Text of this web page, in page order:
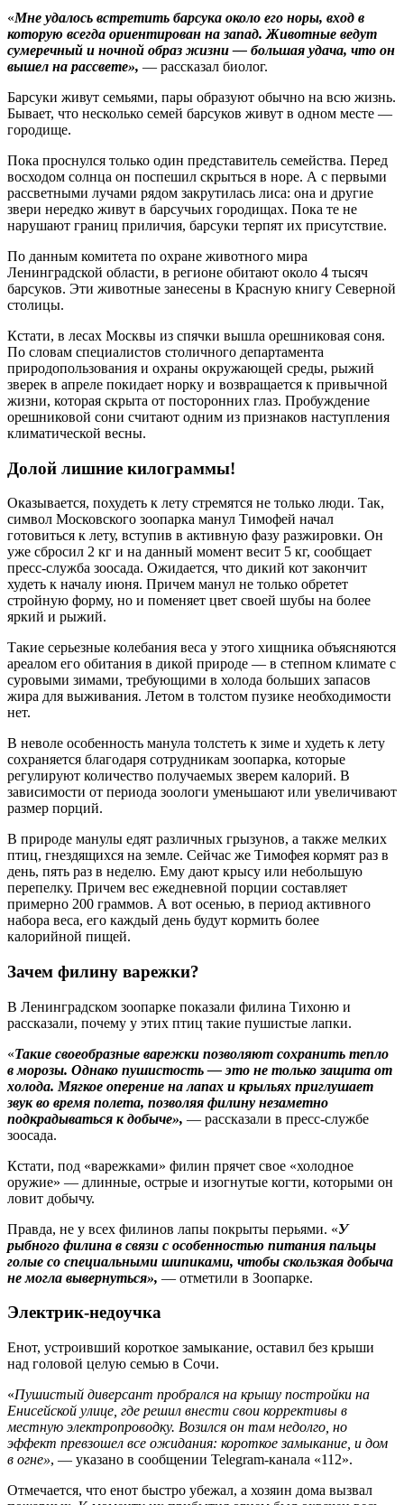
«Мне удалось встретить барсука около его норы, вход в
которую всегда ориентирован на запад. Животные ведут
сумеречный и ночной образ жизни — большая удача, что он
вышел на рассвете», — рассказал биолог.
Барсуки живут семьями, пары образуют обычно на всю жизнь.
Бывает, что несколько семей барсуков живут в одном месте —
городище.
Пока проснулся только один представитель семейства. Перед
восходом солнца он поспешил скрыться в норе. А с первыми
рассветными лучами рядом закрутилась лиса: она и другие
звери нередко живут в барсучьих городищах. Пока те не
нарушают границ приличия, барсуки терпят их присутствие.
По данным комитета по охране животного мира
Ленинградской области, в регионе обитают около 4 тысяч
барсуков. Эти животные занесены в Красную книгу Северной
столицы.
Кстати, в лесах Москвы из спячки вышла орешниковая соня.
По словам специалистов столичного департамента
природопользования и охраны окружающей среды, рыжий
зверек в апреле покидает норку и возвращается к привычной
жизни, которая скрыта от посторонних глаз. Пробуждение
орешниковой сони считают одним из признаков наступления
климатической весны.
Долой лишние килограммы!
Оказывается, похудеть к лету стремятся не только люди. Так,
символ Московского зоопарка манул Тимофей начал
готовиться к лету, вступив в активную фазу разжировки. Он
уже сбросил 2 кг и на данный момент весит 5 кг, сообщает
пресс-служба зоосада. Ожидается, что дикий кот закончит
худеть к началу июня. Причем манул не только обретет
стройную форму, но и поменяет цвет своей шубы на более
яркий и рыжий.
Такие серьезные колебания веса у этого хищника объясняются
ареалом его обитания в дикой природе — в степном климате с
суровыми зимами, требующими в холода больших запасов
жира для выживания. Летом в толстом пузике необходимости
нет.
В неволе особенность манула толстеть к зиме и худеть к лету
сохраняется благодаря сотрудникам зоопарка, которые
регулируют количество получаемых зверем калорий. В
зависимости от периода зоологи уменьшают или увеличивают
размер порций.
В природе манулы едят различных грызунов, а также мелких
птиц, гнездящихся на земле. Сейчас же Тимофея кормят раз в
день, пять раз в неделю. Ему дают крысу или небольшую
перепелку. Причем вес ежедневной порции составляет
примерно 200 граммов. А вот осенью, в период активного
набора веса, его каждый день будут кормить более
калорийной пищей.
Зачем филину варежки?
В Ленинградском зоопарке показали филина Тихоню и
рассказали, почему у этих птиц такие пушистые лапки.
«Такие своеобразные варежки позволяют сохранить тепло
в морозы. Однако пушистость — это не только защита от
холода. Мягкое оперение на лапах и крыльях приглушает
звук во время полета, позволяя филину незаметно
подкрадываться к добыче», — рассказали в пресс-службе
зоосада.
Кстати, под «варежками» филин прячет свое «холодное
оружие» — длинные, острые и изогнутые когти, которыми он
ловит добычу.
Правда, не у всех филинов лапы покрыты перьями. «У
рыбного филина в связи с особенностью питания пальцы
голые со специальными шипиками, чтобы скользкая добыча
не могла вывернуться», — отметили в Зоопарке.
Электрик-недоучка
Енот, устроивший короткое замыкание, оставил без крыши
над головой целую семью в Сочи.
«Пушистый диверсант пробрался на крышу постройки на
Енисейской улице, где решил внести свои коррективы в
местную электропроводку. Возился он там недолго, но
эффект превзошел все ожидания: короткое замыкание, и дом
в огне», — указано в сообщении Telegram-канала «112».
Отмечается, что енот быстро убежал, а хозяин дома вызвал